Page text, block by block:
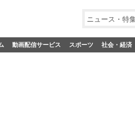
ニュース・特
動画配信サービス スポーツ 社会・経済